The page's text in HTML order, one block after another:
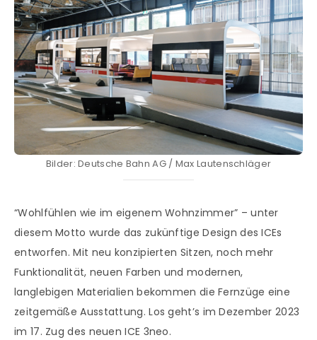
Bilder: Deutsche Bahn AG / Max Lautenschläger
“Wohlfühlen wie im eigenem Wohnzimmer” – unter
diesem Motto wurde das zukünftige Design des ICEs
entworfen. Mit neu konzipierten Sitzen, noch mehr
Funktionalität, neuen Farben und modernen,
langlebigen Materialien bekommen die Fernzüge eine
zeitgemäße Ausstattung. Los geht’s im Dezember 2023
im 17. Zug des neuen ICE 3neo.